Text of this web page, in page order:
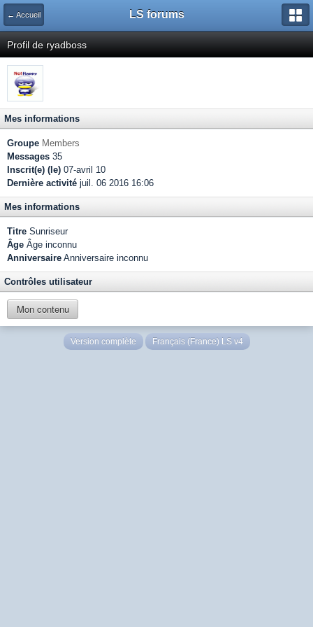
← Accueil LS forums
Profil de ryadboss
Mes informations
Groupe Members
Messages 35
Inscrit(e) (le) 07-avril 10
Dernière activité juil. 06 2016 16:06
Mes informations
Titre Sunriseur
Âge Âge inconnu
Anniversaire Anniversaire inconnu
Contrôles utilisateur
Mon contenu
Version complète Français (France) LS v4